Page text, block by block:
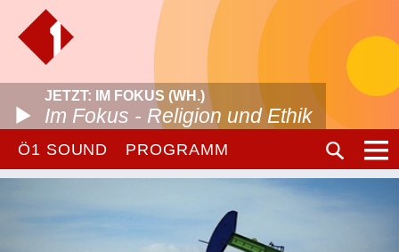
JETZT: IM FOKUS (WH.)
Im Fokus - Religion und Ethik
Ö1 SOUND PROGRAMM